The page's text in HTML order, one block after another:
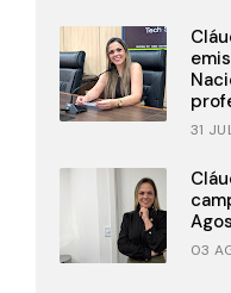
31
03